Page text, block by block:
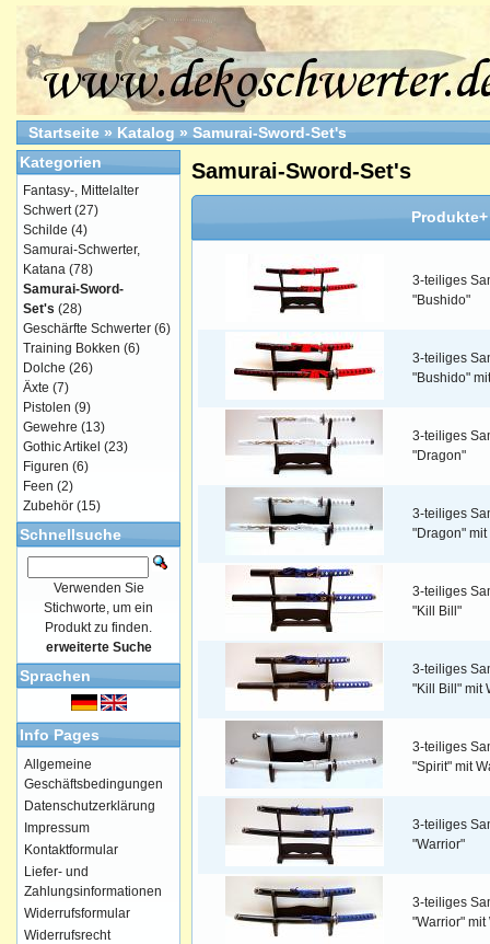
Startseite » Katalog » Samurai-Sword-Set's
Samurai-Sword-Set's
Produkte+
3-teiliges
"Bushido"
3-teiliges
"Bushido"
3-teiliges
"Dragon"
3-teiliges
"Dragon"
3-teiliges
"Kill Bill"
3-teiliges
"Kill Bill" mit
3-teiliges
"Spirit" mit
3-teiliges
"Warrior"
3-teiliges
"Warrior"
Kategorien
Fantasy-, Mittelalter
Schwert(27)
Schilde (4)
Samurai-Schwerter,
Katana (78)
Samurai-Sword-
Set's (28)
Geschärfte Schwerter (6)
Training Bokken (6)
Dolche (26)
Äxte (7)
Pistolen (9)
Gewehre (13)
Gothic Artikel (23)
Figuren (6)
Feen (2)
Zubehör (15)
Schnellsuche
Verwenden Sie
Stichworte, um ein
Produkt zu finden.
erweiterte Suche
Sprachen
Info Pages
Allgemeine
Geschäftsbedingungen
Datenschutzerklärung
Impressum
Kontaktformular
Liefer- und
Zahlungsinformationen
Widerrufsformular
Widerrufsrecht